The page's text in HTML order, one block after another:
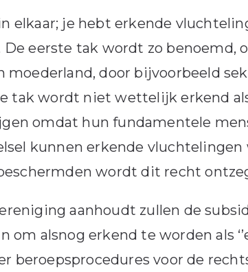
elkaar; je hebt erkende
eerste tak wordt zo benoemd,
door bijvoorbeeld
tak wordt niet wettelijk erkend
omdat hun fundamentele
kunnen erkende
wordt dit recht
aanhoudt zullen de
alsnog erkend te worden als
beroepsprocedures voor de